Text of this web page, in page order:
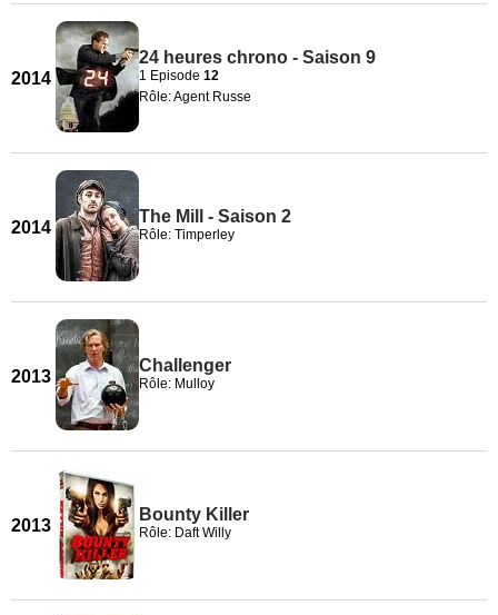
2014
24 heures chrono - Saison 9
1 Episode 12
Rôle: Agent Russe
2014
The Mill - Saison 2
Rôle: Timperley
2013
Challenger
Rôle: Mulloy
2013
Bounty Killer
Rôle: Daft Willy